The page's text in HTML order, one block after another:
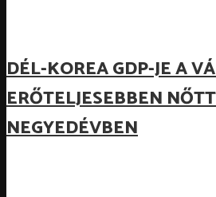
DÉL-KOREA GDP-JE A
ERŐTELJESEBBEN
NEGYEDÉVBEN